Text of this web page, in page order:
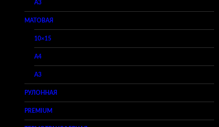
A3
МАТОВАЯ
10×15
A4
A3
РУЛОННАЯ
PREMIUM